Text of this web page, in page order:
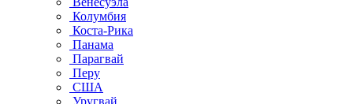
Колумбия
Коста-Рика
Панама
Парагвай
Перу
США
Уругвай